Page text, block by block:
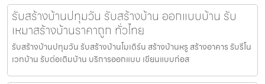
รับสร้างบ้านปทุมวัน รับสร้างบ้าน ออกแบบบ้าน รับ
เหมาสร้างบ้านราคาถูก ทั่วไทย
รับสร้างบ้านปทุมวัน รับสร้างบ้านโมเดิร์น สร้างบ้านหรู สร้างอาคาร รับรีโน
เวทบ้าน รับต่อเติมบ้าน บริการออกแบบ เขียนแบบก่อส